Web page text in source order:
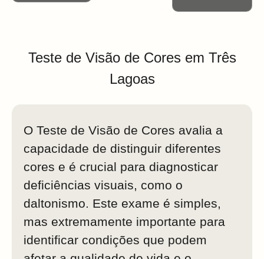
Teste de Visão de Cores em Três
Lagoas
O Teste de Visão de Cores avalia a
capacidade de distinguir diferentes
cores e é crucial para diagnosticar
deficiências visuais, como o
daltonismo. Este exame é simples,
mas extremamente importante para
identificar condições que podem